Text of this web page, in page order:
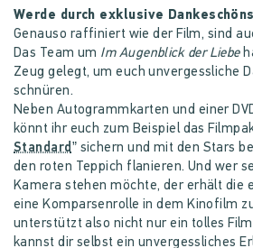
Werde durch exklusive
Genauso raffiniert wie der Film, sind
Das Team um Im Augenblick der Liebe
Zeug gelegt, um euch unvergessliche
schnüren.
Neben Autogrammkarten und einer
könnt ihr euch zum Beispiel das
Standard” sichern und mit den Stars
den roten Teppich flanieren. Und wer
Kamera stehen möchte, der erhält die
eine Komparsenrolle in dem Kinofilm
unterstützt also nicht nur ein tolles
kannst dir selbst ein unvergessliches